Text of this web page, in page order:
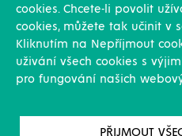
Novinky
Reference
Kariéra
cookies. Chcete-li povolit
cookies, můžete tak učinit v
Kliknutím na Nepříjmout
uživání všech cookies s
pro fungování našich
PŘIJMOUT